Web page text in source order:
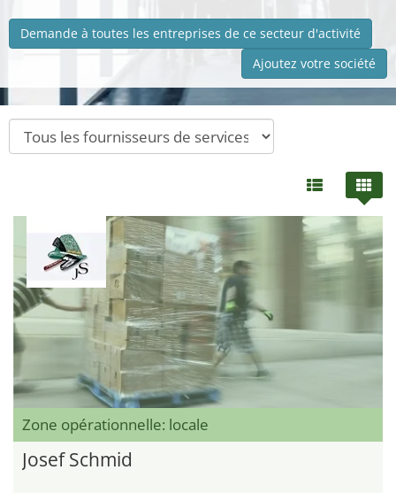
Demande à toutes les entreprises de ce secteur d'activité
Ajoutez votre société
Zone opérationnelle: locale
Josef Schmid